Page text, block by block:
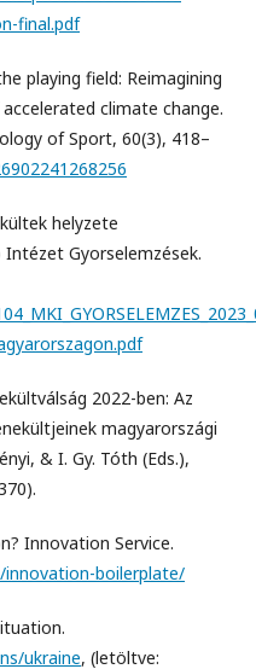
final.pdf
playing field: Reimagining
climate change.
of Sport, 60(3), 418–
helyzete
Gyorselemzések.
2022-ben: Az
magyarországi
& I. Gy. Tóth (Eds.),
Innovation Service.
boilerplate/
ukraine, (letöltve: